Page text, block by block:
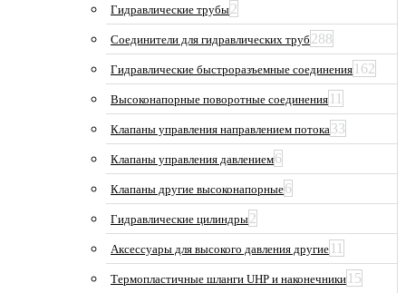
Гидравлические трубы2
Соединители для гидравлических труб 288
Гидравлические быстроразъемные соединения 162
Высоконапорные поворотные соединения 11
Клапаны управления направлением потока33
Клапаны управления давлением6
Клапаны другие высоконапорные6
Гидравлические цилиндры2
Аксессуары для высокого давления другие 11
Термопластичные шланги UHP и наконечники 15